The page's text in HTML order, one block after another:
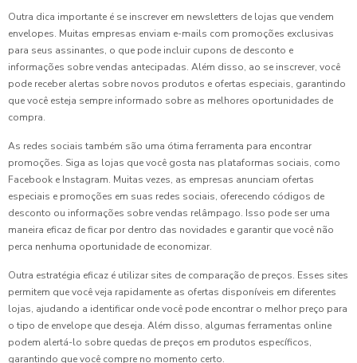
Outra dica importante é se inscrever em newsletters de lojas que vendem
envelopes. Muitas empresas enviam e-mails com promoções exclusivas
para seus assinantes, o que pode incluir cupons de desconto e
informações sobre vendas antecipadas. Além disso, ao se inscrever, você
pode receber alertas sobre novos produtos e ofertas especiais, garantindo
que você esteja sempre informado sobre as melhores oportunidades de
compra.
As redes sociais também são uma ótima ferramenta para encontrar
promoções. Siga as lojas que você gosta nas plataformas sociais, como
Facebook e Instagram. Muitas vezes, as empresas anunciam ofertas
especiais e promoções em suas redes sociais, oferecendo códigos de
desconto ou informações sobre vendas relâmpago. Isso pode ser uma
maneira eficaz de ficar por dentro das novidades e garantir que você não
perca nenhuma oportunidade de economizar.
Outra estratégia eficaz é utilizar sites de comparação de preços. Esses sites
permitem que você veja rapidamente as ofertas disponíveis em diferentes
lojas, ajudando a identificar onde você pode encontrar o melhor preço para
o tipo de envelope que deseja. Além disso, algumas ferramentas online
podem alertá-lo sobre quedas de preços em produtos específicos,
garantindo que você compre no momento certo.